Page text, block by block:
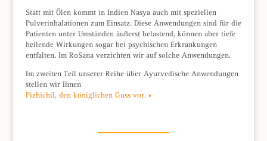
Statt mit Ölen kommt in Indien Nasya auch mit speziellen
Pulverinhalationen zum Einsatz. Diese Anwendungen sind für die
Patienten unter Umständen äußerst belastend, können aber tiefe
heilende Wirkungen sogar bei psychischen Erkrankungen
entfalten. Im RoSana verzichten wir auf solche Anwendungen.
Im zweiten Teil unserer Reihe über Ayurvedische Anwendungen
stellen wir Ihnen
Pizhichil, den königlichen Guss vor. »